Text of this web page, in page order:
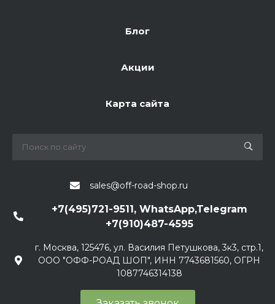
Блог
Акции
Карта сайта
sales@off-road-shop.ru
+7(495)721-9511, WhatsApp,Telegram
+7(910)487-4595
г. Москва, 125476, ул. Василия Петушкова, 3к3, стр.1,
ООО "ОФФ-РОАД ШОП", ИНН 7743681560, ОГРН
1087746314138